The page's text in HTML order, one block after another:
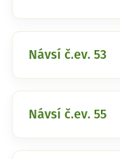
Návsí č.ev. 53
Návsí č.ev. 55